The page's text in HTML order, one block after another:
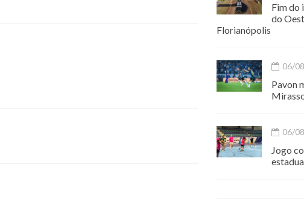
Fim do
do
Florianópolis
06/
Pavon
06/
Jogo